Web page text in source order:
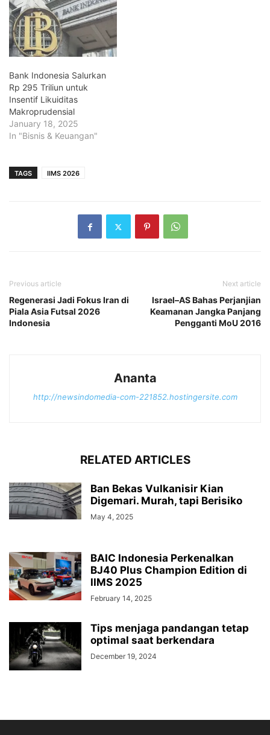
Bank Indonesia Salurkan
Rp 295 Triliun untuk
Insentif Likuiditas
Makroprudensial
January 18, 2025
In "Bisnis & Keuangan"
TAGS IIMS 2026
Previous article
Regenerasi Jadi Fokus Iran di
Piala Asia Futsal 2026
Indonesia
Next article
Israel–AS Bahas Perjanjian
Keamanan Jangka Panjang
Pengganti MoU 2016
Ananta
http://newsindomedia-com-221852.hostingersite.com
RELATED ARTICLES
Ban Bekas Vulkanisir Kian
Digemari. Murah, tapi Berisiko
May 4, 2025
BAIC Indonesia Perkenalkan
BJ40 Plus Champion Edition di
IIMS 2025
February 14, 2025
Tips menjaga pandangan tetap
optimal saat berkendara
December 19, 2024